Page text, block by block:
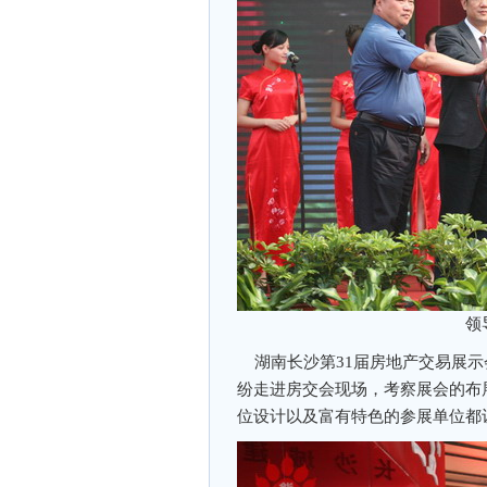
领
湖南长沙第31届房地产交易展
纷走进房交会现场，考察展会的
位设计以及富有特色的参展单位